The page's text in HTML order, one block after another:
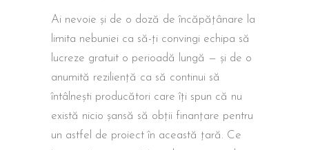
Ai nevoie și de o doză de încăpățânare la
limita nebuniei ca să-ți convingi echipa să
lucreze gratuit o perioadă lungă — și de o
anumită reziliență ca să continui să
întâlnești producători care îți spun că nu
există nicio șansă să obții finanțare pentru
un astfel de proiect în această țară. Ce